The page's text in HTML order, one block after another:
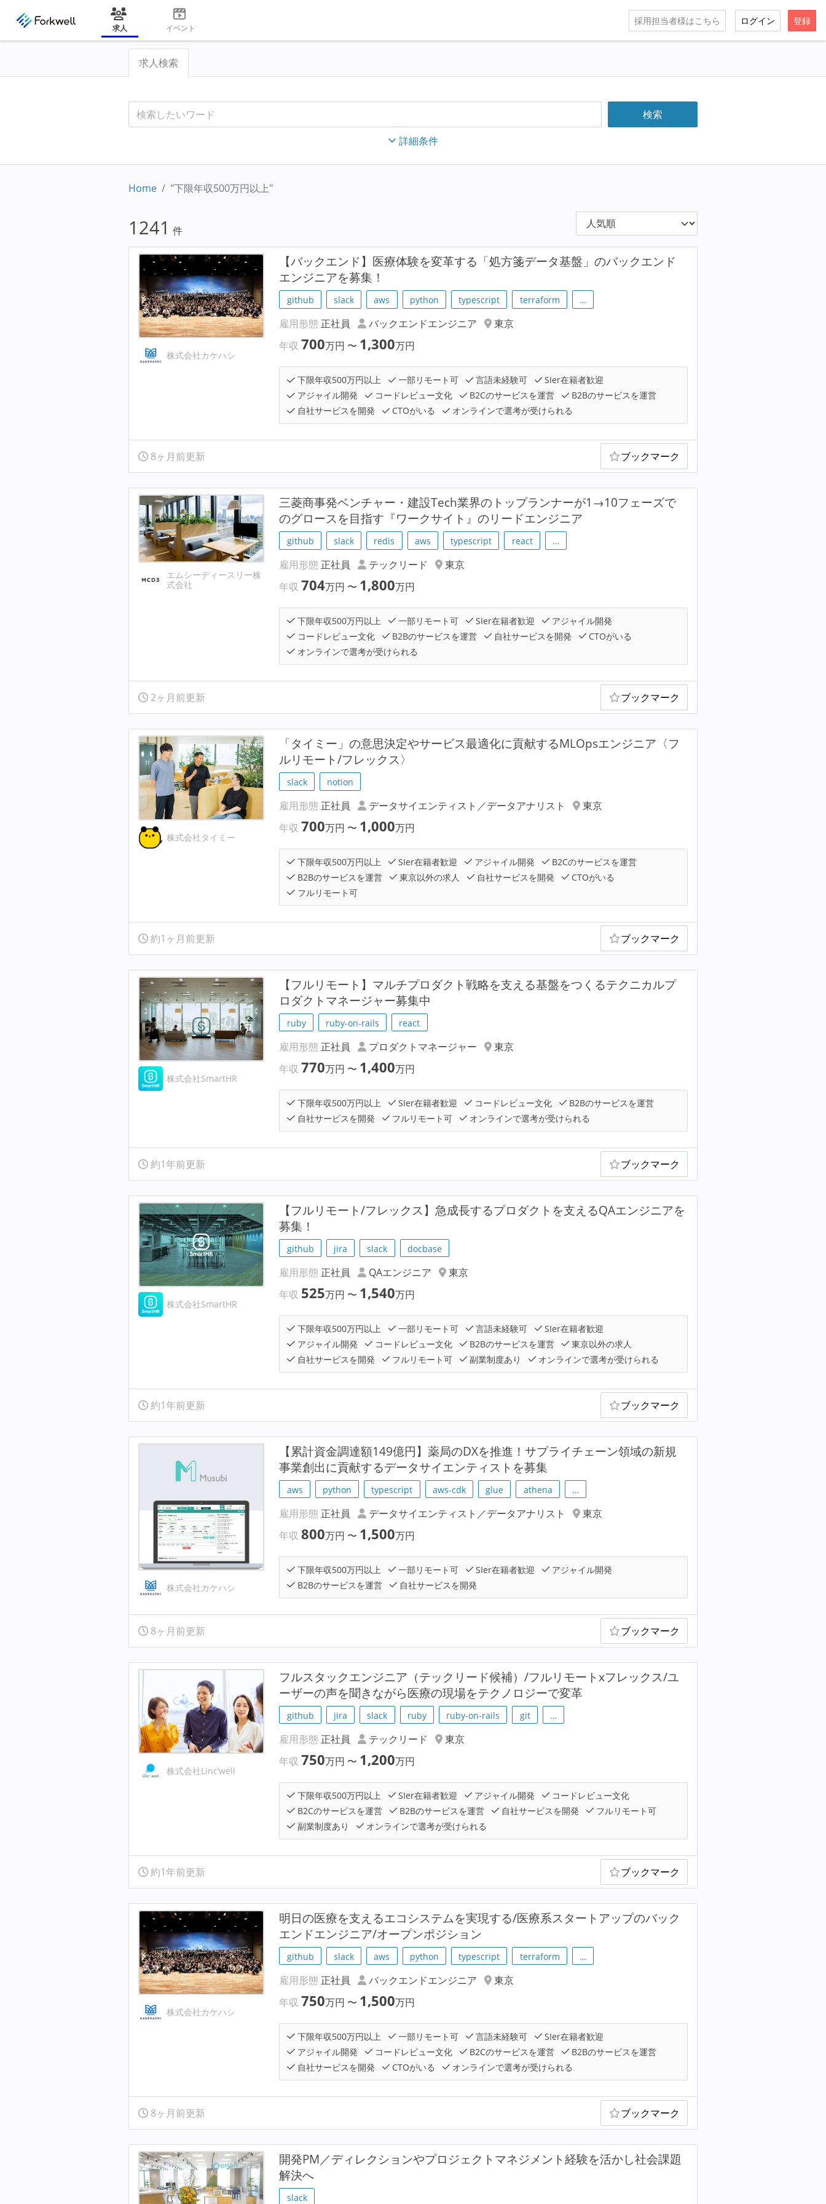
求人 イベント
採用担当者様はこちら ログイン 登録
求人検索
詳細条件
Home "下限年収500万円以上"
1241 件
株式会社カケハシ
【バックエンド】医療体験を変革する「処方箋データ基盤」のバックエンド
エンジニアを募集！
github slack aws python typescript terraform …
雇用形態 正社員 バックエンドエンジニア
東京
年収700万円 〜 1,300万円
下限年収500万円以上 一部リモート可 言語未経験可
SIer在籍者歓迎
アジャイル開発
コードレビュー文化 B2Cのサービスを運営
B2Bのサービスを運営
自社サービスを開発
CTOがいる オンラインで選考が受けられる
8ヶ月前更新 ブックマーク
エムシーディースリー株
式会社
三菱商事発ベンチャー・建設Tech業界のトップランナーが1→10フェーズで
のグロースを目指す『ワークサイト』のリードエンジニア
github slack redis aws typescript react …
雇用形態 正社員 テックリード
東京
年収704万円 〜 1,800万円
下限年収500万円以上 一部リモート可 SIer在籍者歓迎
アジャイル開発
コードレビュー文化
B2Bのサービスを運営 自社サービスを開発
CTOがいる
オンラインで選考が受けられる
2ヶ月前更新 ブックマーク
株式会社タイミー
「タイミー」の意思決定やサービス最適化に貢献するMLOpsエンジニア〈フ
ルリモート/フレックス〉
slack notion
雇用形態 正社員 データサイエンティスト／データアナリスト
東京
年収700万円 〜 1,000万円
下限年収500万円以上 SIer在籍者歓迎 アジャイル開発
B2Cのサービスを運営
B2Bのサービスを運営
東京以外の求人 自社サービスを開発
CTOがいる
フルリモート可
約1ヶ月前更新 ブックマーク
株式会社SmartHR
【フルリモート】マルチプロダクト戦略を支える基盤をつくるテクニカルプ
ロダクトマネージャー募集中
ruby ruby-on-rails react
雇用形態 正社員 プロダクトマネージャー
東京
年収770万円 〜 1,400万円
下限年収500万円以上 SIer在籍者歓迎 コードレビュー文化
B2Bのサービスを運営
自社サービスを開発
フルリモート可 オンラインで選考が受けられる
約1年前更新 ブックマーク
株式会社SmartHR
【フルリモート/フレックス】急成長するプロダクトを支えるQAエンジニアを
募集！
github jira slack docbase
雇用形態 正社員 QAエンジニア
東京
年収 525万円 〜 1,540万円
下限年収500万円以上 一部リモート可 言語未経験可
SIer在籍者歓迎
アジャイル開発
コードレビュー文化 B2Bのサービスを運営
東京以外の求人
自社サービスを開発
フルリモート可 副業制度あり オンラインで選考が受けられる
約1年前更新 ブックマーク
株式会社カケハシ
【累計資金調達額149億円】薬局のDXを推進！サプライチェーン領域の新規
事業創出に貢献するデータサイエンティストを募集
aws python typescript aws-cdk glue athena …
雇用形態 正社員 データサイエンティスト／データアナリスト
東京
年収800万円 〜 1,500万円
下限年収500万円以上 一部リモート可 SIer在籍者歓迎
アジャイル開発
B2Bのサービスを運営
自社サービスを開発
8ヶ月前更新 ブックマーク
株式会社Linc’well
フルスタックエンジニア（テックリード候補）/フルリモートxフレックス/ユ
ーザーの声を聞きながら医療の現場をテクノロジーで変革
github jira slack ruby ruby-on-rails git …
雇用形態 正社員 テックリード
東京
年収750万円 〜 1,200万円
下限年収500万円以上 SIer在籍者歓迎 アジャイル開発
コードレビュー文化
B2Cのサービスを運営
B2Bのサービスを運営 自社サービスを開発
フルリモート可
副業制度あり
オンラインで選考が受けられる
約1年前更新 ブックマーク
株式会社カケハシ
明⽇の医療を支えるエコシステムを実現する/医療系スタートアップのバック
エンドエンジニア/オープンポジション
github slack aws python typescript terraform …
雇用形態 正社員 バックエンドエンジニア
東京
年収750万円 〜 1,500万円
下限年収500万円以上 一部リモート可 言語未経験可
SIer在籍者歓迎
アジャイル開発
コードレビュー文化 B2Cのサービスを運営
B2Bのサービスを運営
自社サービスを開発
CTOがいる オンラインで選考が受けられる
8ヶ月前更新 ブックマーク
開発PM／ディレクションやプロジェクトマネジメント経験を活かし社会課題
解決へ
slack